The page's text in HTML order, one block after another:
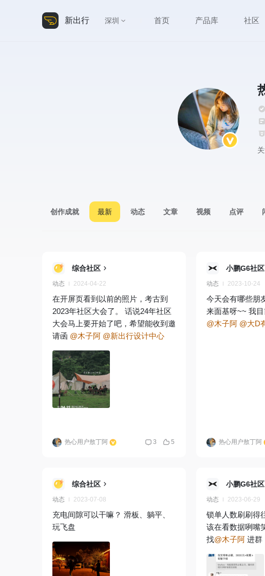
新出行 深圳 首页 产品库 社区
创作成就 最新 动态 文章 视频 点评
综合社区
动态 2024-04-22
在开屏页看到以前的照片，考古到
2023年社区大会了。 话说24年社区
大会马上要开始了吧，希望能收到邀
请函 @木子阿 @新出行设计中心
热心用户敖丁阿 3 5
小鹏G6社区
动态 2023-10-24
今天会有哪些朋
来面基呀~~ 我
@木子阿 @大D
热心用户敖丁阿
综合社区
动态 2023-07-08
充电间隙可以干嘛？ 滑板、躺平、
玩飞盘
小鹏G6社区
动态 2023-06-29
锁单人数刷刷得
该在看数据咧嘴
找@木子阿 进群